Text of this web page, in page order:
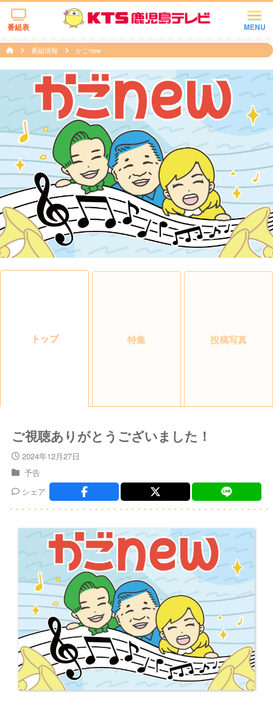
MENU
番組表
番組情報 かごnew
トップ 特集 投稿写真
ご視聴ありがとうございました！
2024年12月27日
予告
シェア